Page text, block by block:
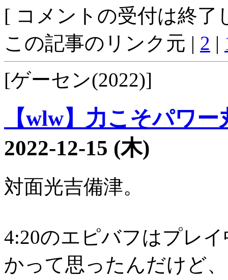
[ コメントの受付は終了
この記事のリンク元 | 2 |
[ゲーセン(2022)]
【wlw】力こそパワ
2022-12-15 (木)
対面光吉備津。
4:20のエピバフはプレ
かって思ったんだけど、